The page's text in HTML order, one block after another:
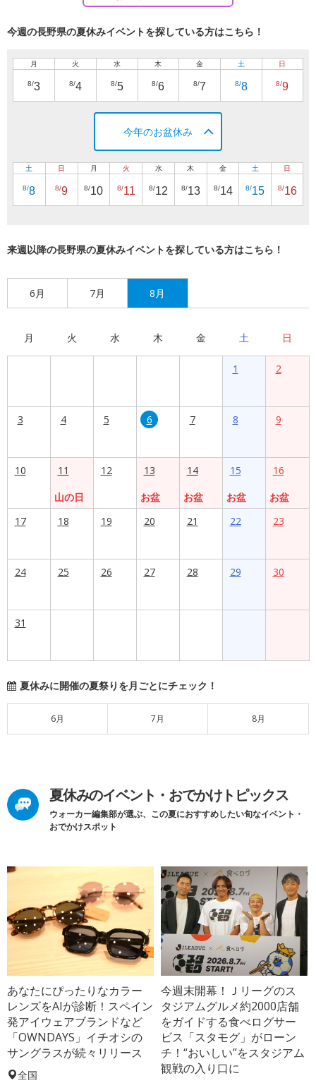
今週の長野県の夏休みイベントを探している方はこちら！
月
8/3
火
8/4
水
8/5
木
8/6
金
8/7
土
8/8
日
8/9
今年のお盆休み
土
8/8
日
8/9
月
8/10
火
8/11
水
8/12
木
8/13
金
8/14
土
8/15
日
8/16
来週以降の長野県の夏休みイベントを探している方はこちら！
6月 7月 8月
月 火 水 木 金 土 日
1 2
3 4 5 6 7 8 9
10
11
山の日
12
13
お盆
14
お盆
15
お盆
16
お盆
17
18 19 20 21 22 23
24 25 26 27 28 29 30
31
夏休みに開催の夏祭りを月ごとにチェック！
6月 7月 8月
夏休みのイベント・おでかけトピックス
ウォーカー編集部が選ぶ、この夏におすすめしたい旬なイベント・
おでかけスポット
あなたにぴったりなカラー
レンズをAIが診断！スペイン
発アイウェアブランドなど
「OWNDAYS」イチオシの
サングラスが続々リリース
全国
今週末開幕！Ｊリーグのス
タジアムグルメ約2000店舗
をガイドする食べログサー
ビス「スタモグ」がローン
チ！“おいしい”をスタジアム
観戦の入り口に